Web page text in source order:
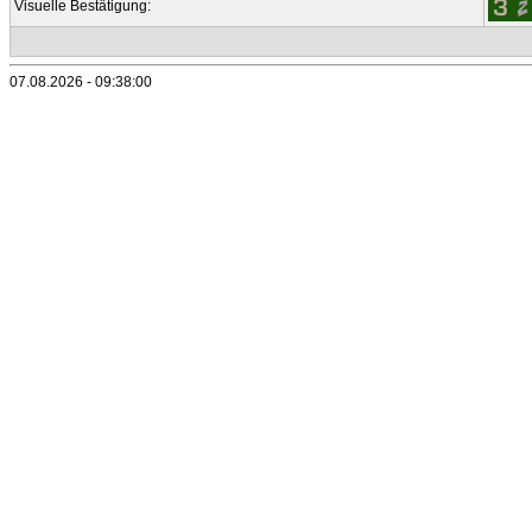
Visuelle Bestätigung:
07.08.2026 - 09:38:00